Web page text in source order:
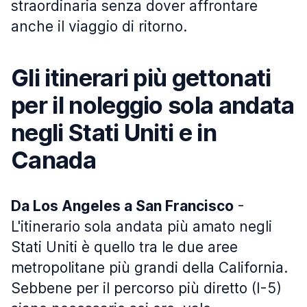
straordinaria senza dover affrontare
anche il viaggio di ritorno.
Gli itinerari più gettonati
per il noleggio sola andata
negli Stati Uniti e in
Canada
Da Los Angeles a San Francisco -
L'itinerario sola andata più amato negli
Stati Uniti è quello tra le due aree
metropolitane più grandi della California.
Sebbene per il percorso più diretto (I-5)